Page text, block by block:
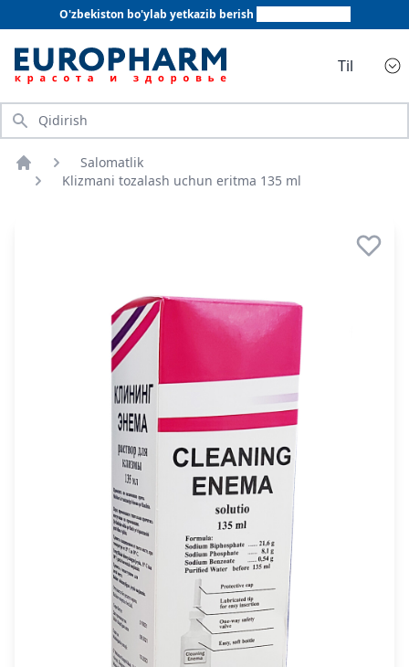
O'zbekiston bo'ylab yetkazib berish
Til
Qidirish
Bosh sahifa
Salomatlik
Klizmani tozalash uchun eritma 135 ml